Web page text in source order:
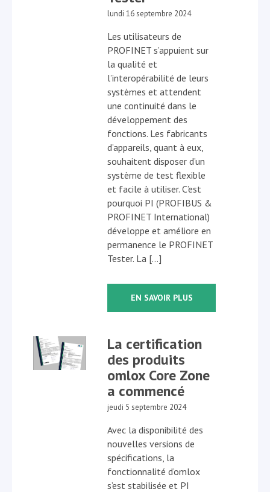
lundi 16 septembre 2024
Les utilisateurs de
PROFINET s’appuient sur
la qualité et
l’interopérabilité de leurs
systèmes et attendent
une continuité dans le
développement des
fonctions. Les fabricants
d’appareils, quant à eux,
souhaitent disposer d’un
système de test flexible
et facile à utiliser. C’est
pourquoi PI (PROFIBUS &
PROFINET International)
développe et améliore en
permanence le PROFINET
Tester. La […]
EN SAVOIR PLUS
La certification
des produits
omlox Core Zone
a commencé
jeudi 5 septembre 2024
Avec la disponibilité des
nouvelles versions de
spécifications, la
fonctionnalité d’omlox
s’est stabilisée et PI